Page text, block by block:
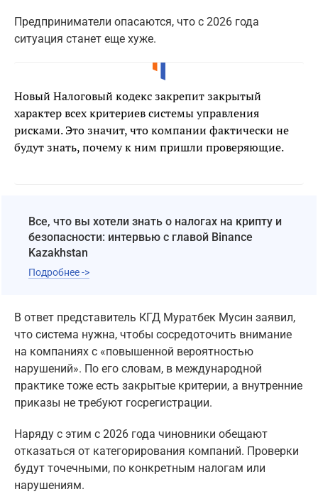
Предприниматели опасаются, что с 2026 года
ситуация станет еще хуже.
Новый Налоговый кодекс закрепит закрытый
характер всех критериев системы управления
рисками. Это значит, что компании фактически не
будут знать, почему к ним пришли проверяющие.
Все, что вы хотели знать о налогах на крипту и
безопасности: интервью с главой Binance
Kazakhstan
Подробнее ->
В ответ представитель КГД Муратбек Мусин заявил,
что система нужна, чтобы сосредоточить внимание
на компаниях с «повышенной вероятностью
нарушений». По его словам, в международной
практике тоже есть закрытые критерии, а внутренние
приказы не требуют госрегистрации.
Наряду с этим с 2026 года чиновники обещают
отказаться от категорирования компаний. Проверки
будут точечными, по конкретным налогам или
нарушениям.